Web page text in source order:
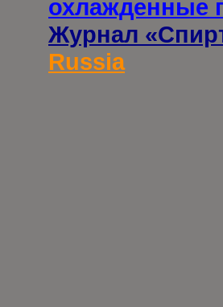
охлажденные
Журнал
Russia